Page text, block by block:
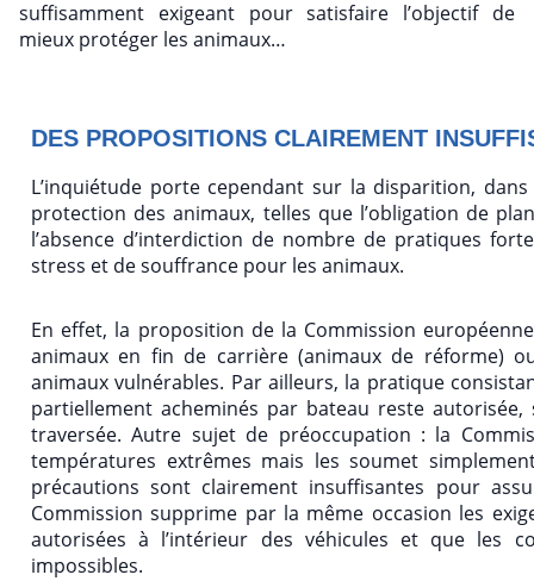
suffisamment exigeant pour satisfaire l’objectif de
mieux protéger les animaux…
DES PROPOSITIONS CLAIREMENT
L’inquiétude porte cependant sur la disparition,
protection des animaux, telles que l’obligation de
l’absence d’interdiction de nombre de pratiques
stress et de souffrance pour les animaux.
En effet, la proposition de la Commission
animaux en fin de carrière (animaux de réforme)
animaux vulnérables. Par ailleurs, la pratique
partiellement acheminés par bateau reste
traversée. Autre sujet de préoccupation : la
températures extrêmes mais les soumet
précautions sont clairement insuffisantes pour
Commission supprime par la même occasion les
autorisées à l’intérieur des véhicules et que les
impossibles.